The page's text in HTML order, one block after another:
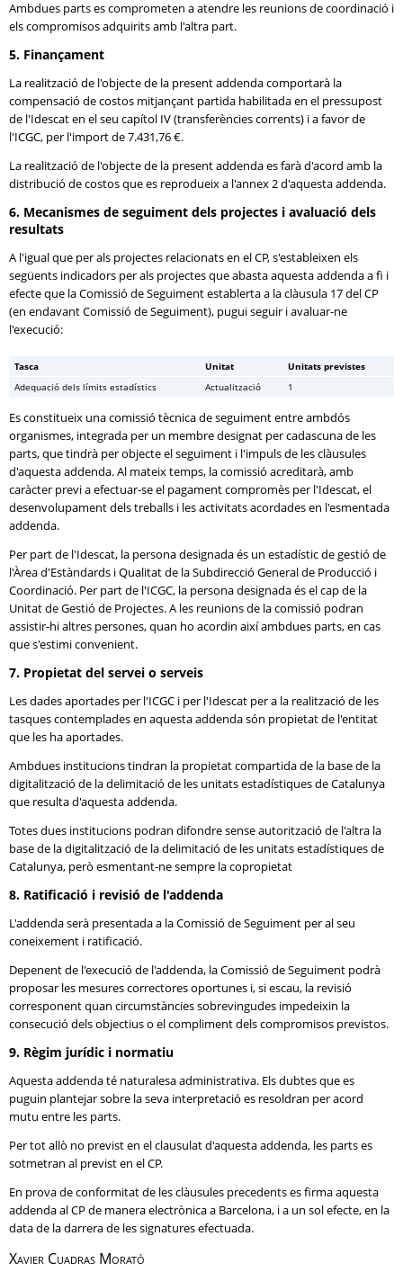
Ambdues parts es comprometen a atendre les reunions de coordinació i
els compromisos adquirits amb l'altra part.
5. Finançament
La realització de l'objecte de la present addenda comportarà la
compensació de costos mitjançant partida habilitada en el pressupost
de l'Idescat en el seu capítol IV (transferències corrents) i a favor de
l'ICGC, per l'import de 7.431,76 €.
La realització de l'objecte de la present addenda es farà d'acord amb la
distribució de costos que es reprodueix a l'annex 2 d'aquesta addenda.
6. Mecanismes de seguiment dels projectes i avaluació dels
resultats
A l'igual que per als projectes relacionats en el CP, s'estableixen els
següents indicadors per als projectes que abasta aquesta addenda a fi i
efecte que la Comissió de Seguiment establerta a la clàusula 17 del CP
(en endavant Comissió de Seguiment), pugui seguir i avaluar-ne
l'execució:
Tasca Unitat
Unitats previstes
Adequació dels límits estadístics
Actualització 1
Es constitueix una comissió tècnica de seguiment entre ambdós
organismes, integrada per un membre designat per cadascuna de les
parts, que tindrà per objecte el seguiment i l'impuls de les clàusules
d'aquesta addenda. Al mateix temps, la comissió acreditarà, amb
caràcter previ a efectuar-se el pagament compromès per l'Idescat, el
desenvolupament dels treballs i les activitats acordades en l'esmentada
addenda.
Per part de l'Idescat, la persona designada és un estadístic de gestió de
l'Àrea d'Estàndards i Qualitat de la Subdirecció General de Producció i
Coordinació. Per part de l'ICGC, la persona designada és el cap de la
Unitat de Gestió de Projectes. A les reunions de la comissió podran
assistir-hi altres persones, quan ho acordin així ambdues parts, en cas
que s'estimi convenient.
7. Propietat del servei o serveis
Les dades aportades per l'ICGC i per l'Idescat per a la realització de les
tasques contemplades en aquesta addenda són propietat de l'entitat
que les ha aportades.
Ambdues institucions tindran la propietat compartida de la base de la
digitalització de la delimitació de les unitats estadístiques de Catalunya
que resulta d'aquesta addenda.
Totes dues institucions podran difondre sense autorització de l'altra la
base de la digitalització de la delimitació de les unitats estadístiques de
Catalunya, però esmentant-ne sempre la copropietat
8. Ratificació i revisió de l'addenda
L'addenda serà presentada a la Comissió de Seguiment per al seu
coneixement i ratificació.
Depenent de l'execució de l'addenda, la Comissió de Seguiment podrà
proposar les mesures correctores oportunes i, si escau, la revisió
corresponent quan circumstàncies sobrevingudes impedeixin la
consecució dels objectius o el compliment dels compromisos previstos.
9. Règim jurídic i normatiu
Aquesta addenda té naturalesa administrativa. Els dubtes que es
puguin plantejar sobre la seva interpretació es resoldran per acord
mutu entre les parts.
Per tot allò no previst en el clausulat d'aquesta addenda, les parts es
sotmetran al previst en el CP.
En prova de conformitat de les clàusules precedents es firma aquesta
addenda al CP de manera electrònica a Barcelona, i a un sol efecte, en la
data de la darrera de les signatures efectuada.
Xavier Cuadras Morató